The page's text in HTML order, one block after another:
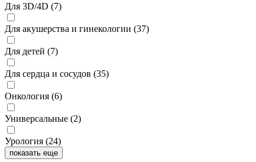
Для 3D/4D (7)
Для акушерства и гинекологии (37)
Для детей (7)
Для сердца и сосудов (35)
Онкология (6)
Универсальные (2)
Урология (24)
показать еще